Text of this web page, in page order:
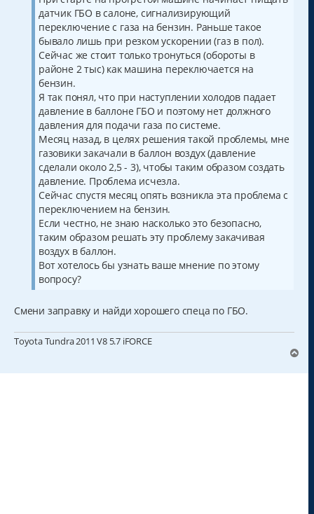
датчик ГБО в салоне, сигнализирующий
переключение с газа на бензин. Раньше такое
бывало лишь при резком ускорении (газ в пол).
Сейчас же стоит только тронуться (обороты в
районе 2 тыс) как машина переключается на
бензин.
Я так понял, что при наступлении холодов падает
давление в баллоне ГБО и поэтому нет должного
давления для подачи газа по системе.
Месяц назад, в целях решения такой проблемы, мне
газовики закачали в баллон воздух (давление
сделали около 2,5 - 3), чтобы таким образом создать
давление. Проблема исчезла.
Сейчас спустя месяц опять возникла эта проблема с
переключением на бензин.
Если честно, не знаю насколько это безопасно,
таким образом решать эту проблему закачивая
воздух в баллон.
Вот хотелось бы узнать ваше мнение по этому
вопросу?
Смени заправку и найди хорошего спеца по ГБО.
Toyota Tundra 2011 V8 5.7 iFORСE
р